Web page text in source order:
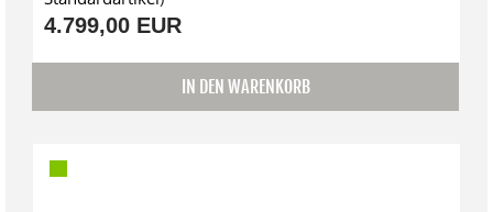
4.799,00 EUR
IN DEN WARENKORB